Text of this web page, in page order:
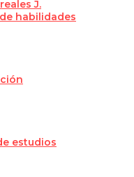
J.
habilidades
estudios